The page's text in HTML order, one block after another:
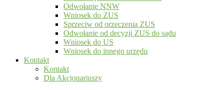
Odwołanie NNW
Wniosek do ZUS
Sprzeciw od orzeczenia ZUS
Odwołanie od decyzji ZUS do sądu
Wniosek do US
Wniosek do innego urzędu
Kontakt
Kontakt
Dla Akcjonariuszy